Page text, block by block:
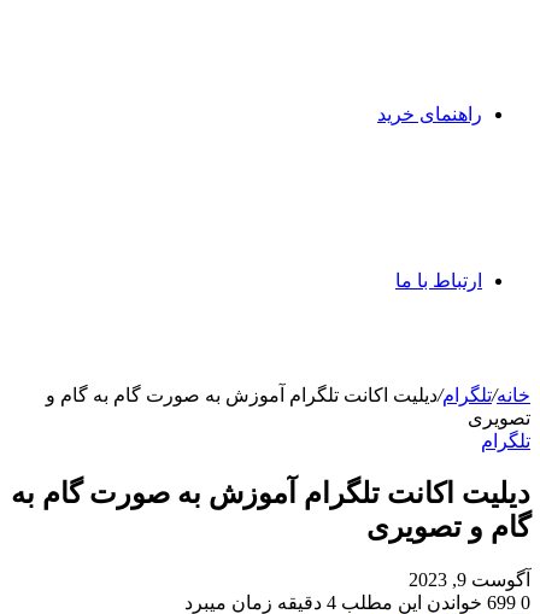
راهنمای خرید
ارتباط با ما
خانه/تلگرام/دیلیت اکانت تلگرام آموزش به صورت گام به گام و
تصویری
تلگرام
دیلیت اکانت تلگرام آموزش به صورت گام به
گام و تصویری
آگوست 9, 2023
0
خواندن این مطلب 4 دقیقه زمان میبرد